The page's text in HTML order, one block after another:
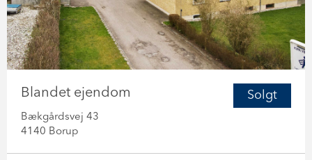
Solgt
Blandet ejendom
Bækgårdsvej 43
4140 Borup